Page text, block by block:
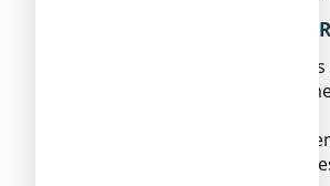
5. COMMENT
Tenir ce médicament
N’utilisez pas ce
Ne jetez aucun
n’utilisez plus. Ces